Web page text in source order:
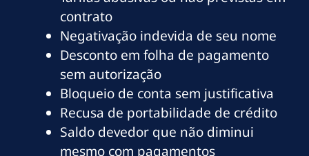
contrato
Negativação indevida de seu nome
Desconto em folha de pagamento
sem autorização
Bloqueio de conta sem justificativa
Recusa de portabilidade de crédito
Saldo devedor que não diminui
mesmo com pagamentos